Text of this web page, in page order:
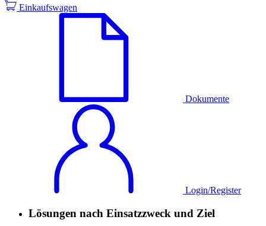
Einkaufswagen
Dokumente
Login/Register
Lösungen nach Einsatzzweck und Ziel